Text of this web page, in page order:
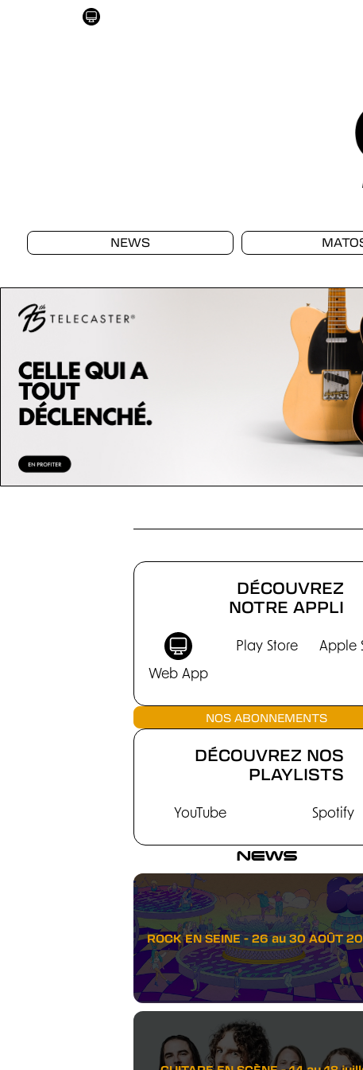
NEWS
CHRONIQUES
DÉCOUVREZ
NOTRE APPLI
Web App
Play Store Apple
NOS ABONNEMENTS
DÉCOUVREZ NOS
PLAYLISTS
YouTube Spotify
NEWS
ROCK EN SEINE - 26 au 30 AOÛT